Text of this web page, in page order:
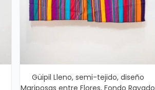
Güipil Lleno, semi-tejido, diseño